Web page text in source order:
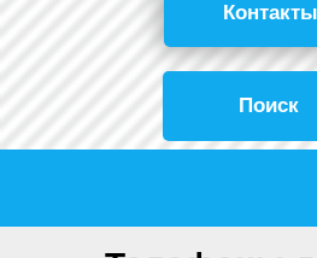
Поиск
Контакты